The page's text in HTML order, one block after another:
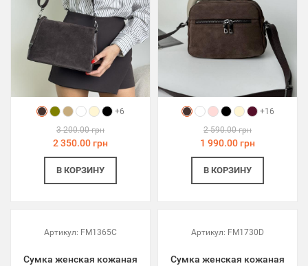
+6
3 200.00 грн
2 350.00 грн
В КОРЗИНУ
+16
2 590.00 грн
1 990.00 грн
В КОРЗИНУ
Артикул: FM1365C
Сумка женская кожаная
Артикул: FM1730D
Сумка женская кожаная